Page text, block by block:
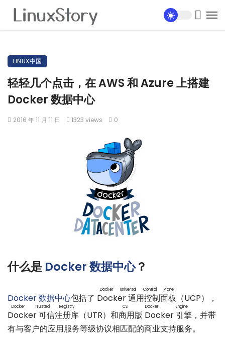
LINUX中国
轻轻几个点击，在 AWS 和 Azure 上搭建
Docker 数据中心
2016 年 11 月 11 日 1323 views 0
什么是 Docker数据中心？
Docker数据中心包括了 Docker 通用控制面板
Docker Universal Control Plane
（UCP），
Docker 可信注册库
Docker Trusted Registry
（UTR）和商用版 Docker 引擎
CS Docker Engine
，并带
有与客户的应用服务等级协议相匹配的商业支持服务。